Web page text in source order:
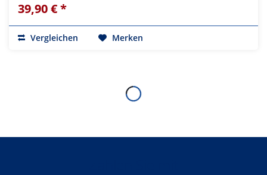
39,90 € *
Vergleichen Merken